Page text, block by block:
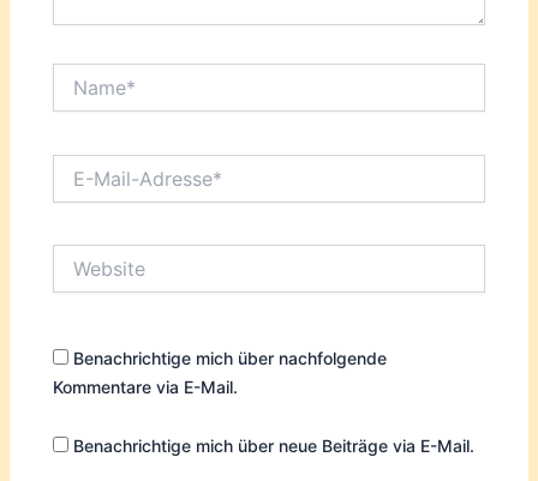
Mail-
Benachrichtige mich über nachfolgende
Kommentare via E-Mail.
Benachrichtige mich über neue Beiträge via E-Mail.